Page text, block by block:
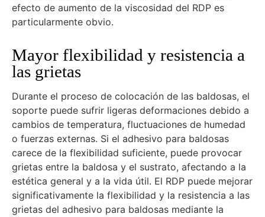
efecto de aumento de la viscosidad del RDP es
particularmente obvio.
Mayor flexibilidad y resistencia a
las grietas
Durante el proceso de colocación de las baldosas, el
soporte puede sufrir ligeras deformaciones debido a
cambios de temperatura, fluctuaciones de humedad
o fuerzas externas. Si el adhesivo para baldosas
carece de la flexibilidad suficiente, puede provocar
grietas entre la baldosa y el sustrato, afectando a la
estética general y a la vida útil. El RDP puede mejorar
significativamente la flexibilidad y la resistencia a las
grietas del adhesivo para baldosas mediante la